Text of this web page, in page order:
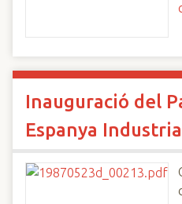
Inauguració del
Espanya